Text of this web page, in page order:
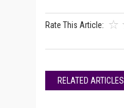
Rate This Article:
RELATED ARTICLES